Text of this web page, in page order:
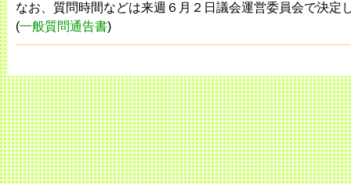
なお、質問時間などは来週６月２日議会運営委員会で決定
(一般質問通告書)